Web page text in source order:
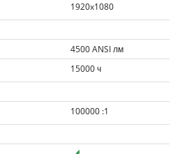
1920x1080
4500ANSI лм
15000ч
100000 :1